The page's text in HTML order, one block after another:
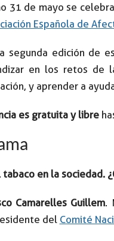
31 de mayo se
Española de
segunda edición de
en los retos de
y aprender a
es gratuita y libre
tabaco en la sociedad.
Camarelles Guillem.
del Comité